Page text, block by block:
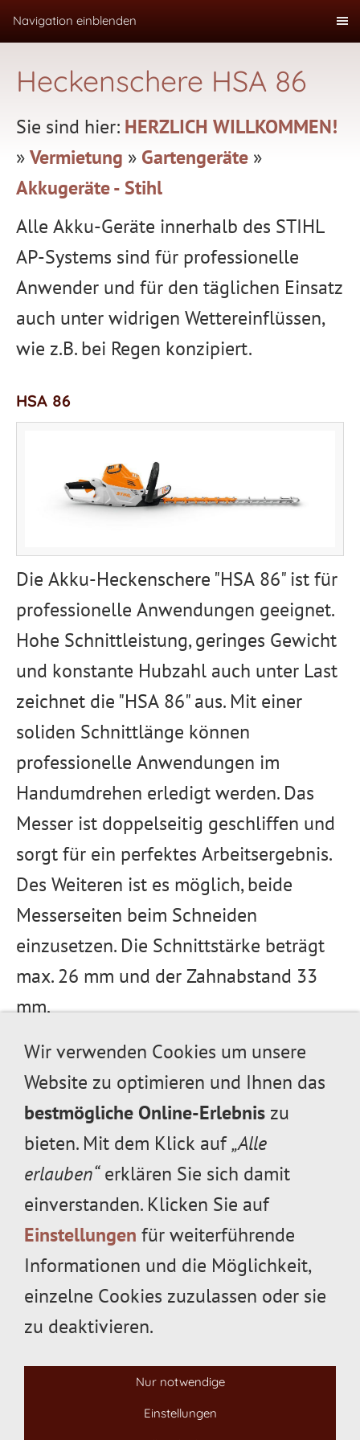
Navigation einblenden
Heckenschere HSA 86
Sie sind hier: HERZLICH WILLKOMMEN!
»Vermietung » Gartengeräte »
Akkugeräte - Stihl
Alle Akku-Geräte innerhalb des STIHL
AP-Systems sind für professionelle
Anwender und für den täglichen Einsatz
auch unter widrigen Wettereinflüssen,
wie z.B. bei Regen konzipiert.
HSA 86
Die Akku-Heckenschere "HSA 86" ist für
professionelle Anwendungen geeignet.
Hohe Schnittleistung, geringes Gewicht
und konstante Hubzahl auch unter Last
zeichnet die "HSA 86" aus. Mit einer
soliden Schnittlänge können
professionelle Anwendungen im
Handumdrehen erledigt werden. Das
Messer ist doppelseitig geschliffen und
sorgt für ein perfektes Arbeitsergebnis.
Des Weiteren ist es möglich, beide
Messerseiten beim Schneiden
einzusetzen. Die Schnittstärke beträgt
max. 26 mm und der Zahnabstand 33
mm.
Technische Details
Nennspannung
36 V
Gewicht
3,3 kg
Schnittlänge
60 cm
Messer
beidseitig geschliffen
Ø Ast max.
26 mm
Schalldruckpegel
79 dB(A)
Akkulaufzeit mit AP 300 S
bis 225 min
ÖffnungszeitenKontaktMitarbeiter gesucht
Versand & Zahlung
Wir verwenden Cookies um unsere
Website zu optimieren und Ihnen das
bestmögliche Online-Erlebnis zu
bieten. Mit dem Klick auf„Alle
erlauben“erklären Sie sich damit
einverstanden. Klicken Sie auf
Einstellungen für weiterführende
Informationen und die Möglichkeit,
einzelne Cookies zuzulassen oder sie
zu deaktivieren.
Nur notwendige
Einstellungen